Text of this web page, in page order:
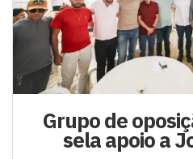
Grupo de
sela apoio a